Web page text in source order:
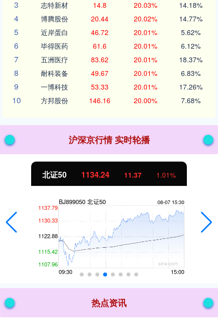
3 志特新材 14.8 20.03% 14.18%
4 博腾股份 20.44 20.02% 14.77%
5 近岸蛋白 46.72 20.01% 5.62%
6 毕得医药 61.6 20.01% 6.12%
7 五洲医疗 83.62 20.01% 18.37%
8 耐科装备 49.67 20.01% 6.83%
9 一博科技 53.33 20.01% 17.26%
10 方邦股份 146.16 20.00% 7.68%
沪深京行情 实时轮播
北证50 1134.24 11.37 1.01%
热点资讯